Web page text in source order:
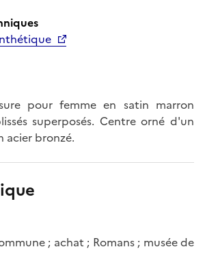
pour femme en satin marron
superposés. Centre orné d'un
acier bronzé.
; achat ; Romans ; musée de